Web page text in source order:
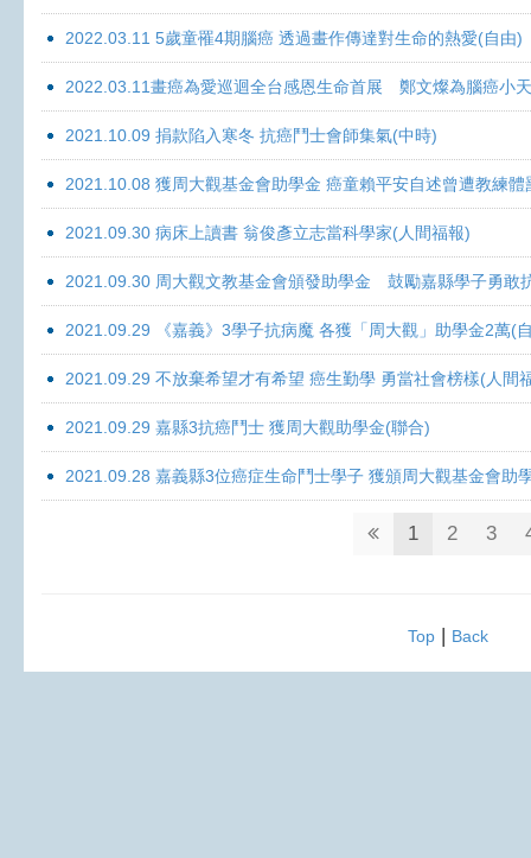
2022.03.11 5歲童罹4期腦癌 透過畫作傳達對生命的熱愛(自由)
2022.03.11畫癌為愛巡迴全台感恩生命首展 鄭文燦為腦癌小
2021.10.09 捐款陷入寒冬 抗癌鬥士會師集氣(中時)
2021.10.08 獲周大觀基金會助學金 癌童賴平安自述曾遭教練體
2021.09.30 病床上讀書 翁俊彥立志當科學家(人間福報)
2021.09.30 周大觀文教基金會頒發助學金 鼓勵嘉縣學子勇敢
2021.09.29 《嘉義》3學子抗病魔 各獲「周大觀」助學金2萬(
2021.09.29 不放棄希望才有希望 癌生勤學 勇當社會榜樣(人間
2021.09.29 嘉縣3抗癌鬥士 獲周大觀助學金(聯合)
2021.09.28 嘉義縣3位癌症生命鬥士學子 獲頒周大觀基金會助
1 2 3
Top| Back